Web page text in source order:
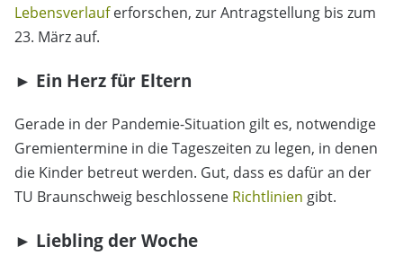
Lebensverlauferforschen, zur Antragstellung bis zum
23. März auf.
► Ein Herz für Eltern
Gerade in der Pandemie-Situation gilt es, notwendige
Gremientermine in die Tageszeiten zu legen, in denen
die Kinder betreut werden. Gut, dass es dafür an der
TU Braunschweig beschlossene Richtlinien gibt.
► Liebling der Woche